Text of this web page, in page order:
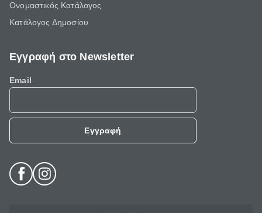
Ονομαστικός Κατάλογος
Κατάλογος Δημοσίου
Εγγραφή στο Newsletter
Email
Εγγραφή